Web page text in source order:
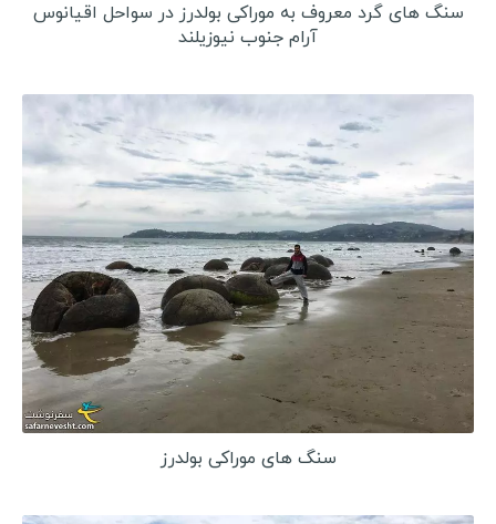
سنگ های گرد معروف به موراکی بولدرز در سواحل اقیانوس
آرام جنوب نیوزیلند
سنگ های موراکی بولدرز